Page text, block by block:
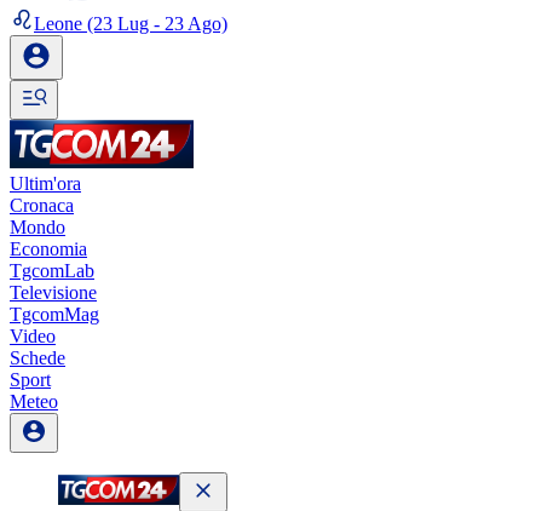
Leone (23 Lug - 23 Ago)
Ultim'ora
Cronaca
Mondo
Economia
TgcomLab
Televisione
TgcomMag
Video
Schede
Sport
Meteo